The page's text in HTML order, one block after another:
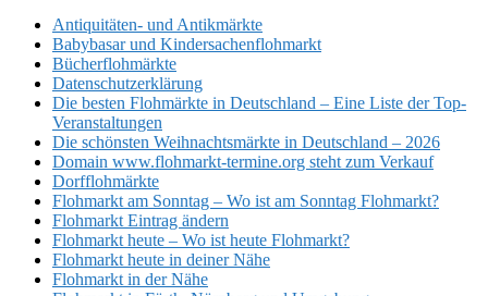
Antiquitäten- und Antikmärkte
Babybasar und Kindersachenflohmarkt
Bücherflohmärkte
Datenschutzerklärung
Die besten Flohmärkte in Deutschland – Eine Liste der Top-
Veranstaltungen
Die schönsten Weihnachtsmärkte in Deutschland – 2026
Domain www.flohmarkt-termine.org steht zum Verkauf
Dorfflohmärkte
Flohmarkt am Sonntag – Wo ist am Sonntag Flohmarkt?
Flohmarkt Eintrag ändern
Flohmarkt heute – Wo ist heute Flohmarkt?
Flohmarkt heute in deiner Nähe
Flohmarkt in der Nähe